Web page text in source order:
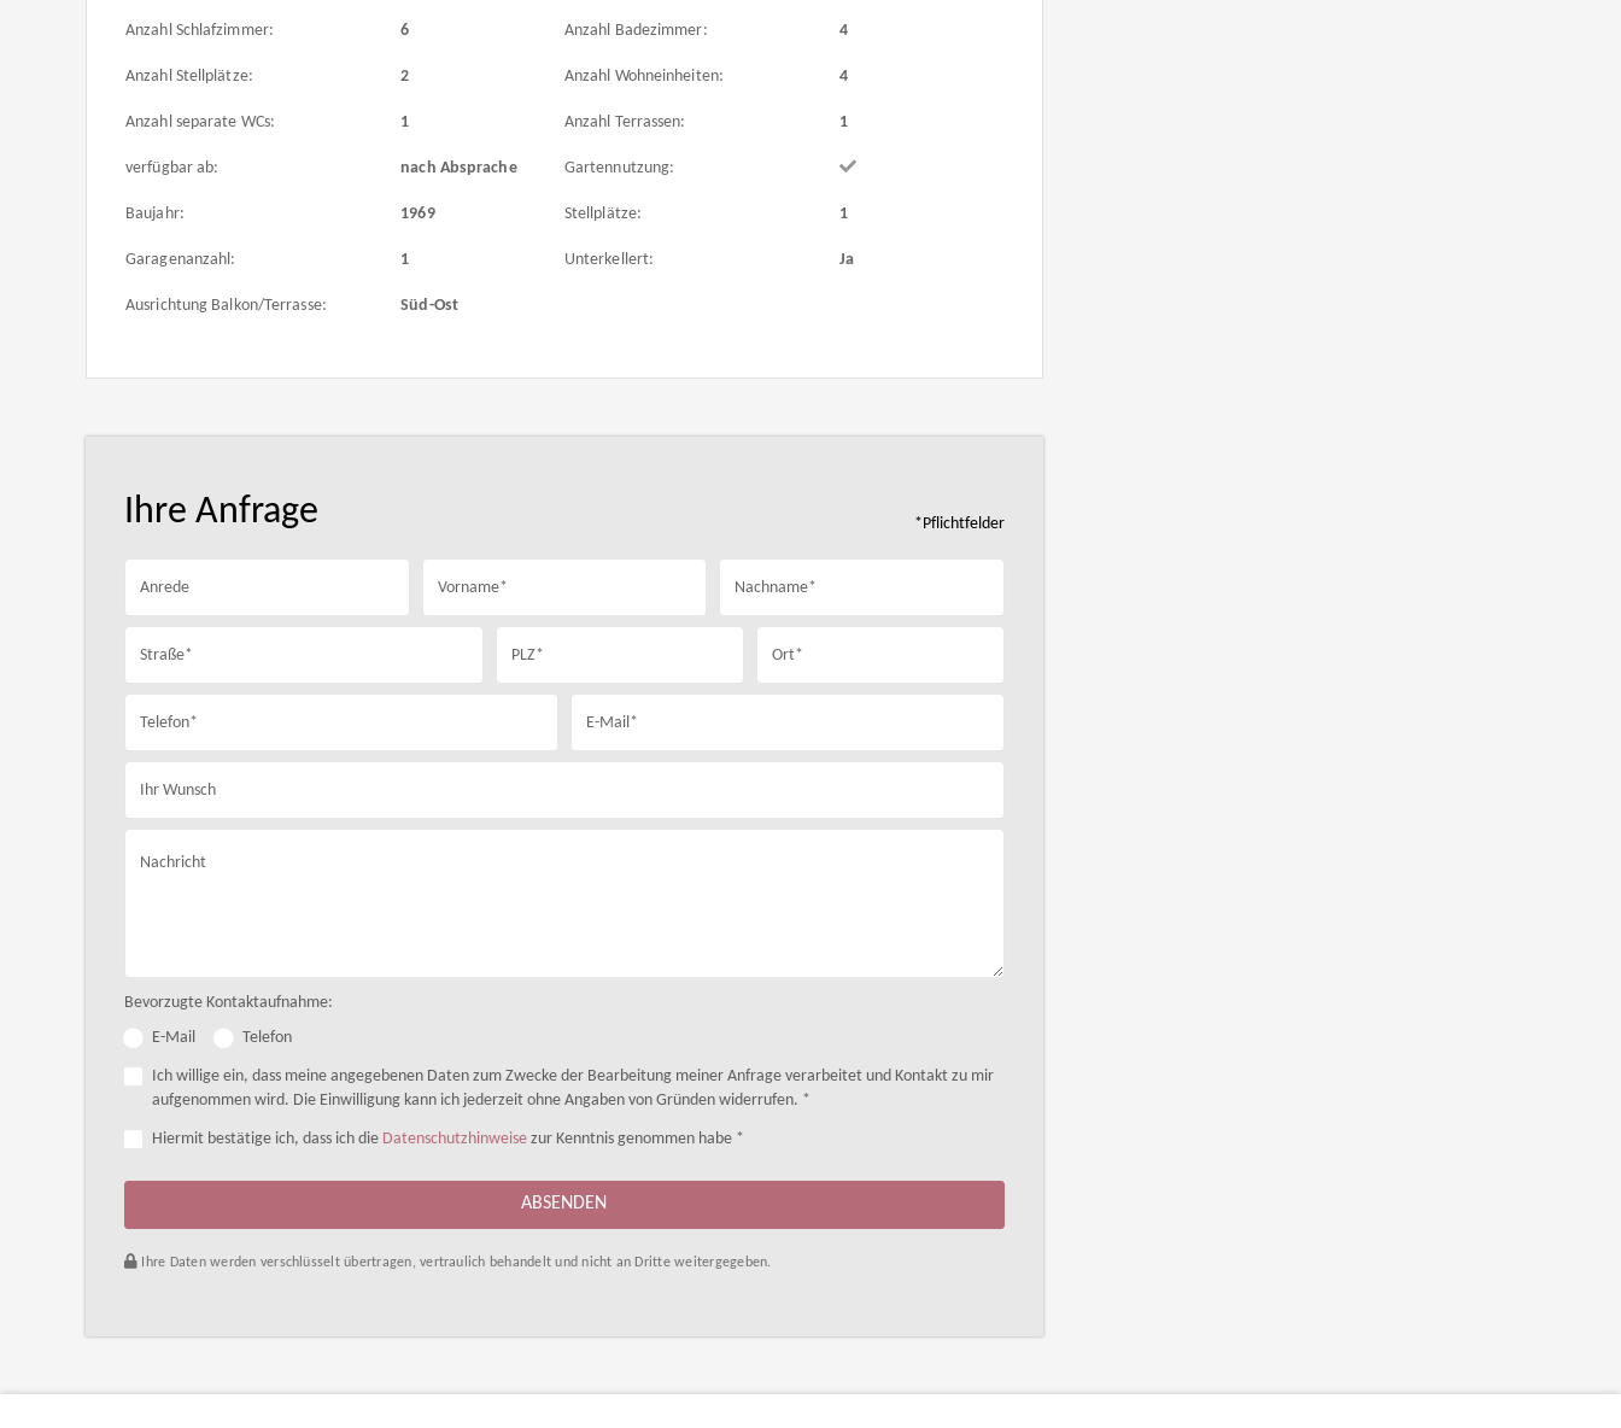
Anzahl Schlafzimmer: 6 Anzahl Badezimmer: 4
Anzahl Stellplätze: 2 Anzahl Wohneinheiten: 4
Anzahl separate WCs: 1 Anzahl Terrassen: 1
verfügbar ab: nach Absprache Gartennutzung:
Baujahr: 1969 Stellplätze: 1
Garagenanzahl: 1 Unterkellert: Ja
Ausrichtung Balkon/Terrasse: Süd-Ost
*Pflichtfelder
Ihre Anfrage
Anrede Vorname* Nachname*
Straße* PLZ* Ort*
Telefon* E-Mail*
Ihr Wunsch
Nachricht
Bevorzugte Kontaktaufnahme:
E-Mail
Telefon
Ich willige ein, dass meine angegebenen Daten zum Zwecke der Bearbeitung meiner Anfrage verarbeitet und Kontakt zu mir
aufgenommen wird. Die Einwilligung kann ich jederzeit ohne Angaben von Gründen widerrufen. *
Hiermit bestätige ich, dass ich die Datenschutzhinweise zur Kenntnis genommen habe *
ABSENDEN
Ihre Daten werden verschlüsselt übertragen, vertraulich behandelt und nicht an Dritte weitergegeben.